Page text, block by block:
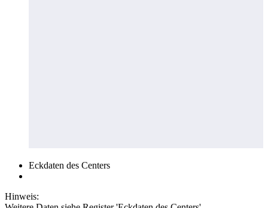
Eckdaten des Centers
Hinweis: